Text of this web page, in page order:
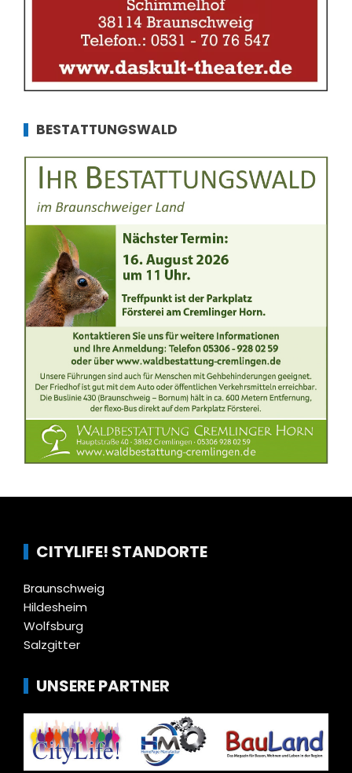
BESTATTUNGSWALD
CITYLIFE! STANDORTE
Braunschweig
Hildesheim
Wolfsburg
Salzgitter
UNSERE PARTNER